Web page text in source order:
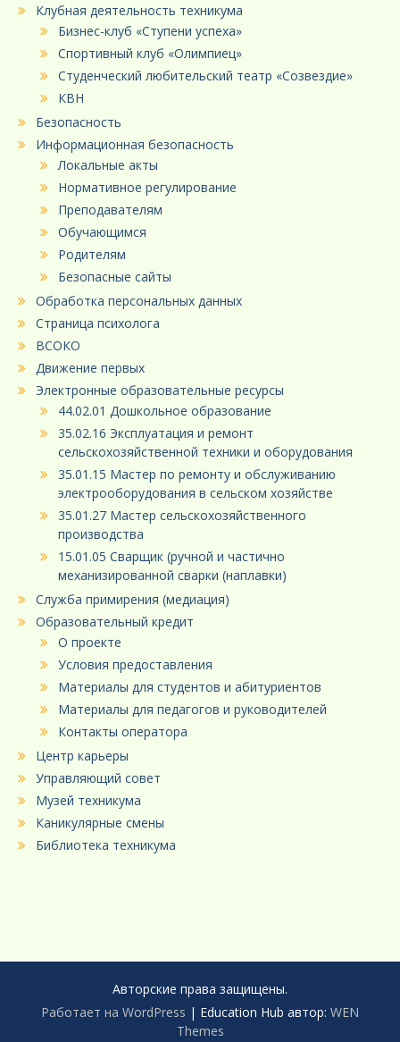
Клубная деятельность техникума
Бизнес-клуб «Ступени успеха»
Спортивный клуб «Олимпиец»
Студенческий любительский театр «Созвездие»
КВН
Безопасность
Информационная безопасность
Локальные акты
Нормативное регулирование
Преподавателям
Обучающимся
Родителям
Безопасные сайты
Обработка персональных данных
Страница психолога
ВСОКО
Движение первых
Электронные образовательные ресурсы
44.02.01 Дошкольное образование
35.02.16 Эксплуатация и ремонт
сельскохозяйственной техники и оборудования
35.01.15 Мастер по ремонту и обслуживанию
электрооборудования в сельском хозяйстве
35.01.27 Мастер сельскохозяйственного
производства
15.01.05 Сварщик (ручной и частично
механизированной сварки (наплавки)
Служба примирения (медиация)
Образовательный кредит
О проекте
Условия предоставления
Материалы для студентов и абитуриентов
Материалы для педагогов и руководителей
Контакты оператора
Центр карьеры
Управляющий совет
Музей техникума
Каникулярные смены
Библиотека техникума
Авторские права защищены.
Работает на WordPress | Education Hub автор: WEN
Themes